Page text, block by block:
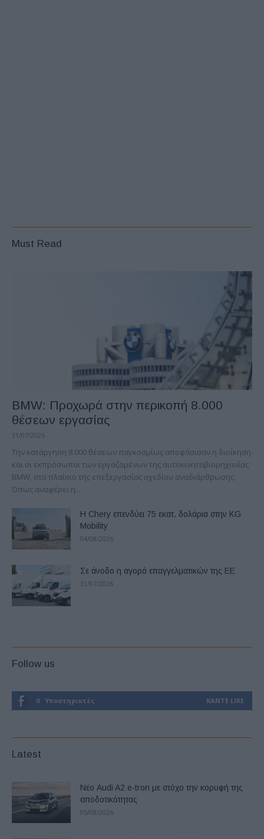
Must Read
BMW: Προχωρά στην περικοπή 8.000
θέσεων εργασίας
31/07/2026
Την κατάργηση 8.000 θέσεων παγκοσμίως αποφάσισαν η διοίκηση
και οι εκπρόσωποι των εργαζομένων της αυτοκινητοβιομηχανίας
ΒΜW, στο πλαίσιο της επεξεργασίας σχεδίου αναδιάρθρωσης.
Όπως αναφέρει η...
Η Chery επενδύει 75 εκατ. δολάρια στην KG
Mobility
04/08/2026
Σε άνοδο η αγορά επαγγελματικών της ΕΕ
31/07/2026
Follow us
0 Υποστηρικτές ΚΆΝΤΕ LIKE
Latest
Νέο Audi A2 e-tron με στόχο την κορυφή της
αποδοτικότητας
05/08/2026